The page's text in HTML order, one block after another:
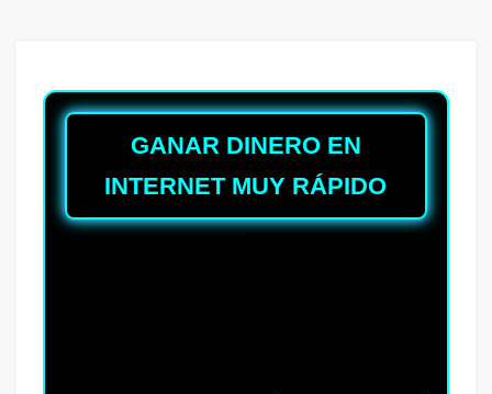
GANAR DINERO EN
INTERNET MUY RÁPIDO